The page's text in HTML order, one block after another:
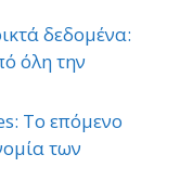
δεδομένα:
όλη την
Το επόμενο
των